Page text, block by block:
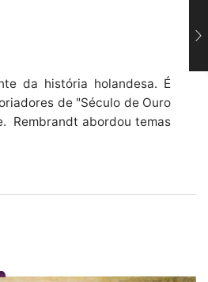
da história holandesa. É
de "Século de Ouro
Rembrandt abordou temas